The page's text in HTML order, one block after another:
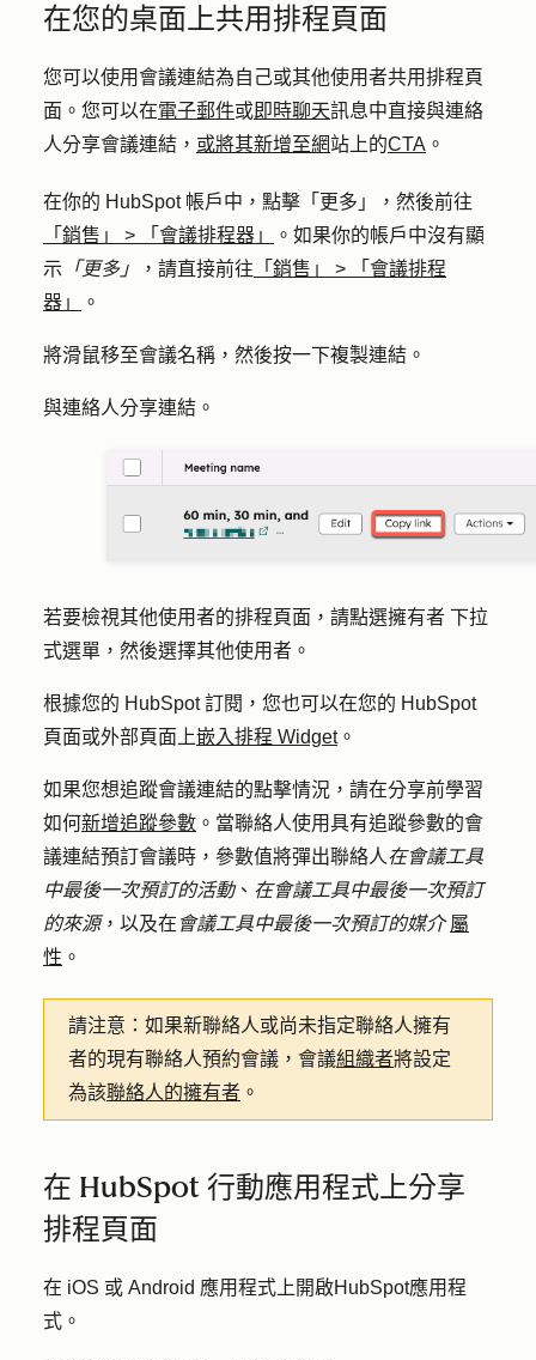
在您的桌面上共用排程頁面
您可以使用會議連結為自己或其他使用者共用排程頁
面。您可以在電子郵件或即時聊天訊息中直接與連絡
人分享會議連結， 或將其新增至網站上的CTA 。
在你的 HubSpot 帳戶中，點擊 「更多」
，然後前往
「銷售」
> 「會議排程器」
。如果你的帳戶中沒有顯
示 「更多」 ，請直接前往 「銷售」 >
「會議排程
器」
。
將滑鼠移至會議名稱，然後按一下複製連結 。
與連絡人分享連結。
若要檢視其他使用者的排程頁面，請點選擁有者 下拉
式選單，然後選擇其他使用者 。
根據您的 HubSpot 訂閱，您也可以在您的 HubSpot
頁面或外部頁面上嵌入排程 Widget。
如果您想追蹤會議連結的點擊情況，請在分享前學習
如何新增追蹤參數 。當聯絡人使用具有追蹤參數的會
議連結預訂會議時，參數值將彈出聯絡人在會議工具
中最後一次預訂的活動、 在會議工具中最後一次預訂
的來源，以及在 會議工具中最後一次預訂的媒介 屬
性 。
請注意： 如果新聯絡人或尚未指定聯絡人擁有
者的現有聯絡人預約會議，會議組織者將設定
為該聯絡人的擁有者 。
在 HubSpot 行動應用程式上分享
排程頁面
在 iOS 或 Android 應用程式上開啟HubSpot應用程
式。